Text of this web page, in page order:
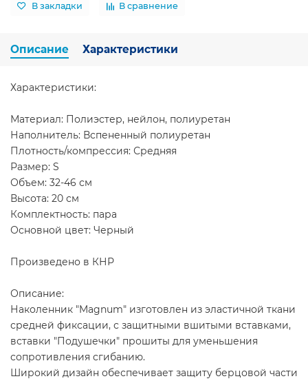
В закладки В сравнение
Описание Характеристики
Характеристики:
Материал: Полиэстер, нейлон, полиуретан
Наполнитель: Вспененный полиуретан
Плотность/компрессия: Средняя
Размер: S
Объем: 32-46 см
Высота: 20 см
Комплектность: пара
Основной цвет: Черный
Произведено в КНР
Описание:
Наколенник "Magnum" изготовлен из эластичной ткани
средней фиксации, с защитными вшитыми вставками,
вставки "Подушечки" прошиты для уменьшения
сопротивления сгибанию.
Широкий дизайн обеспечивает защиту берцовой части